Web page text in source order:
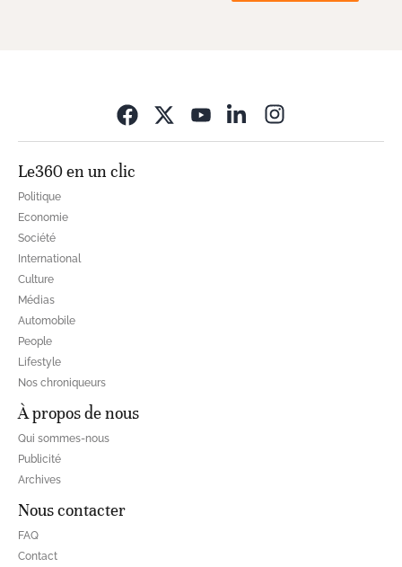
Le360 en un clic
Politique
Economie
Société
International
Culture
Médias
Automobile
People
Lifestyle
Nos chroniqueurs
À propos de nous
Qui sommes-nous
Publicité
Archives
Nous contacter
FAQ
Contact